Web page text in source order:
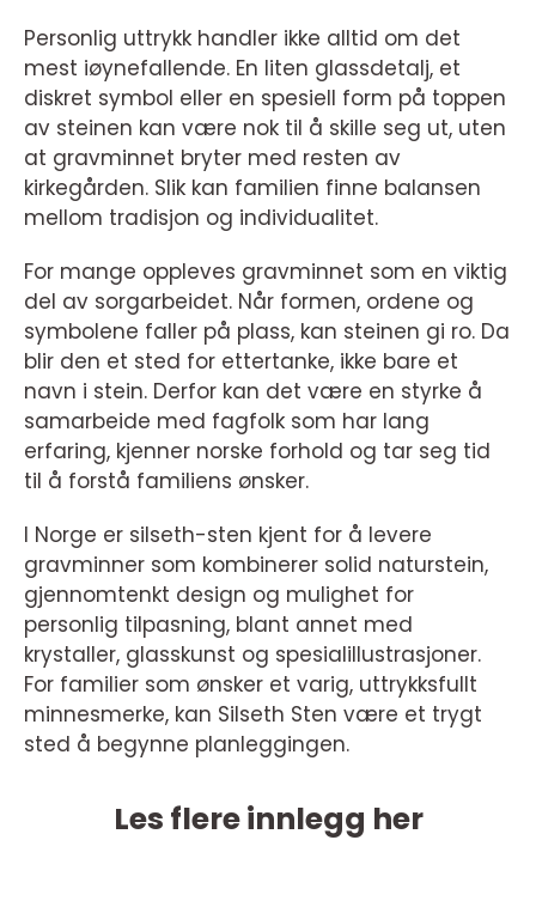
Personlig uttrykk handler ikke alltid om det
mest iøynefallende. En liten glassdetalj, et
diskret symbol eller en spesiell form på toppen
av steinen kan være nok til å skille seg ut, uten
at gravminnet bryter med resten av
kirkegården. Slik kan familien finne balansen
mellom tradisjon og individualitet.
For mange oppleves gravminnet som en viktig
del av sorgarbeidet. Når formen, ordene og
symbolene faller på plass, kan steinen gi ro. Da
blir den et sted for ettertanke, ikke bare et
navn i stein. Derfor kan det være en styrke å
samarbeide med fagfolk som har lang
erfaring, kjenner norske forhold og tar seg tid
til å forstå familiens ønsker.
I Norge er silseth-sten kjent for å levere
gravminner som kombinerer solid naturstein,
gjennomtenkt design og mulighet for
personlig tilpasning, blant annet med
krystaller, glasskunst og spesialillustrasjoner.
For familier som ønsker et varig, uttrykksfullt
minnesmerke, kan Silseth Sten være et trygt
sted å begynne planleggingen.
Les flere innlegg her